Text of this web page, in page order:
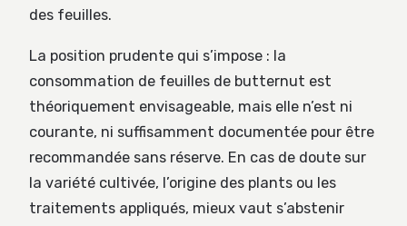
des feuilles.
La position prudente qui s’impose : la
consommation de feuilles de butternut est
théoriquement envisageable, mais elle n’est ni
courante, ni suffisamment documentée pour être
recommandée sans réserve. En cas de doute sur
la variété cultivée, l’origine des plants ou les
traitements appliqués, mieux vaut s’abstenir